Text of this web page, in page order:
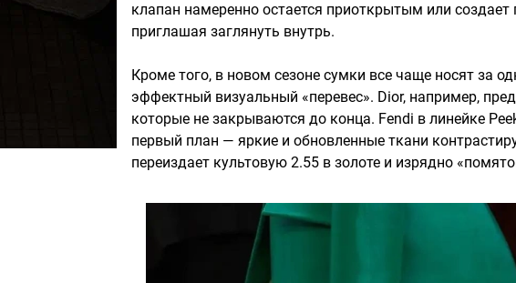
клапан намеренно остается приоткрытым или
приглашая заглянуть внутрь.
Кроме того, в новом сезоне сумки все чаще носят за
эффектный визуальный «перевес». Dior, например,
которые не закрываются до конца. Fendi в линейке
первый план — яркие и обновленные ткани
переиздает культовую 2.55 в золоте и изрядно